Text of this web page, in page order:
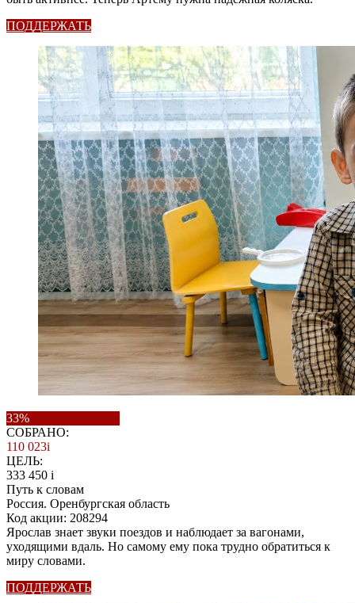
ПОДДЕРЖАТЬ
33%
СОБРАНО:
110 023i
ЦЕЛЬ:
333 450 i
Путь к словам
Россия. Оренбургская область
Код акции: 208294
Ярослав знает звуки поездов и наблюдает за вагонами,
уходящими вдаль. Но самому ему пока трудно обратиться к
миру словами.
ПОДДЕРЖАТЬ